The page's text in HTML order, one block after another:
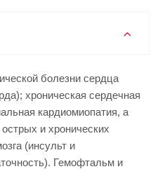
болезни сердца
хроническая сердечная
кардиомиопатия, а
и хронических
(инсульт и
Гемофтальм и